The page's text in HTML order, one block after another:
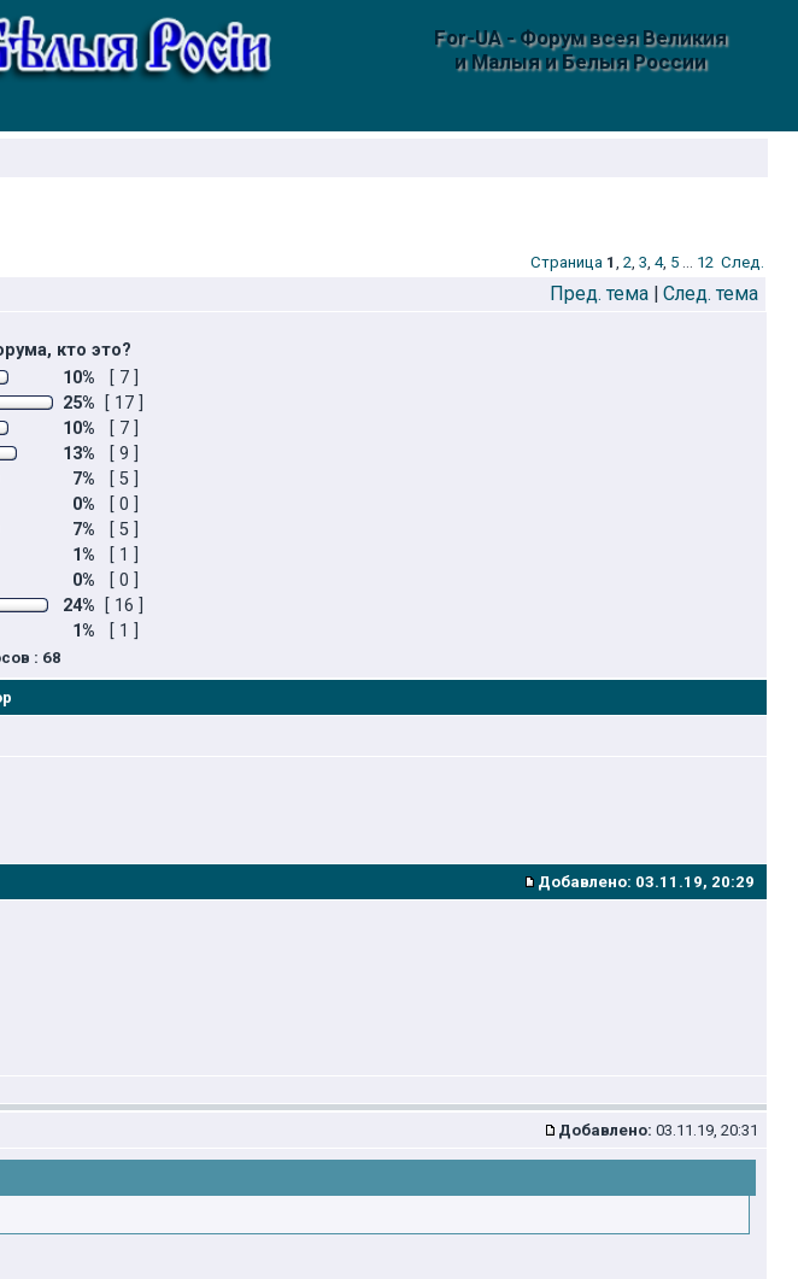
For-UA - Форум всея Великия
и Малыя и Белыя России
Стрaница 1 , 2, 3, 4, 5 ... 12 След.
Пред. тема | След. тема
кто это?
10%
[ 7 ]
25%
[ 17 ]
10%
[ 7 ]
13%
[ 9 ]
7%
[ 5 ]
0%
[ 0 ]
7%
[ 5 ]
1%
[ 1 ]
0%
[ 0 ]
24%
[ 16 ]
1% [ 1 ]
: 68
Добавлено: 03.11.19, 20:29
Добавлено: 03.11.19, 20:31